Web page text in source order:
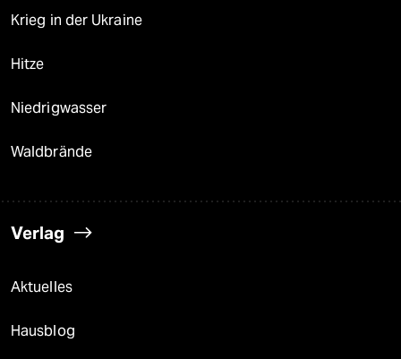
Krieg in der Ukraine
Hitze
Niedrigwasser
Waldbrände
Verlag
Aktuelles
Hausblog